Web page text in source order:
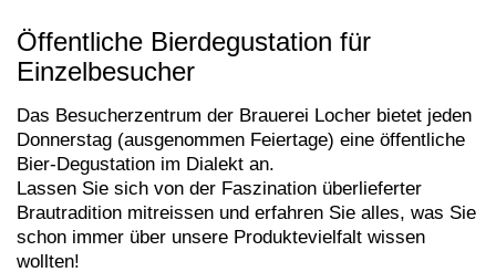
Öffentliche Bierdegustation für
Einzelbesucher
Das Besucherzentrum der Brauerei Locher bietet jeden
Donnerstag (ausgenommen Feiertage) eine öffentliche
Bier-Degustation im Dialekt an.
Lassen Sie sich von der Faszination überlieferter
Brautradition mitreissen und erfahren Sie alles, was Sie
schon immer über unsere Produktevielfalt wissen
wollten!